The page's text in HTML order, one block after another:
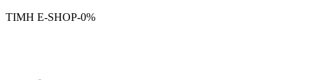
ΤΙΜΗ E-SHOP-0%